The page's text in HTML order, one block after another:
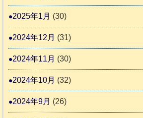
2025年1月 (30)
2024年12月 (31)
2024年11月 (30)
2024年10月 (32)
2024年9月 (26)